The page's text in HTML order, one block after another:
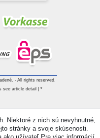
- All rights reserved.
see article detail | *
Niektoré z nich sú nevyhnutné,
stránky a svoje skúsenosti.
Kontakt